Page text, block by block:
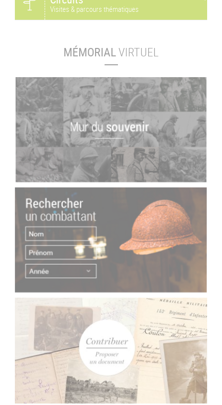
Visites & parcours thématiques
MÉMORIALVIRTUEL